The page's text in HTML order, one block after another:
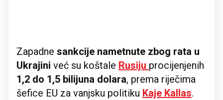
Zapadne sankcije nametnute zbog rata u
Ukrajini već su koštale Rusiju procijenjenih
1,2 do 1,5 bilijuna dolara, prema riječima
šefice EU za vanjsku politiku Kaje Kallas.